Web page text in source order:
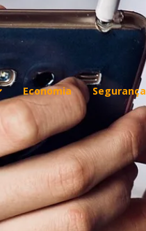
Economia Segurança